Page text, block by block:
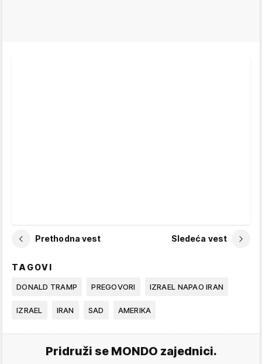
Prethodna vest Sledeća vest
TAGOVI
DONALD TRAMP PREGOVORI IZRAEL NAPAO IRAN
IZRAEL IRAN SAD AMERIKA
Pridruži se MONDO zajednici.